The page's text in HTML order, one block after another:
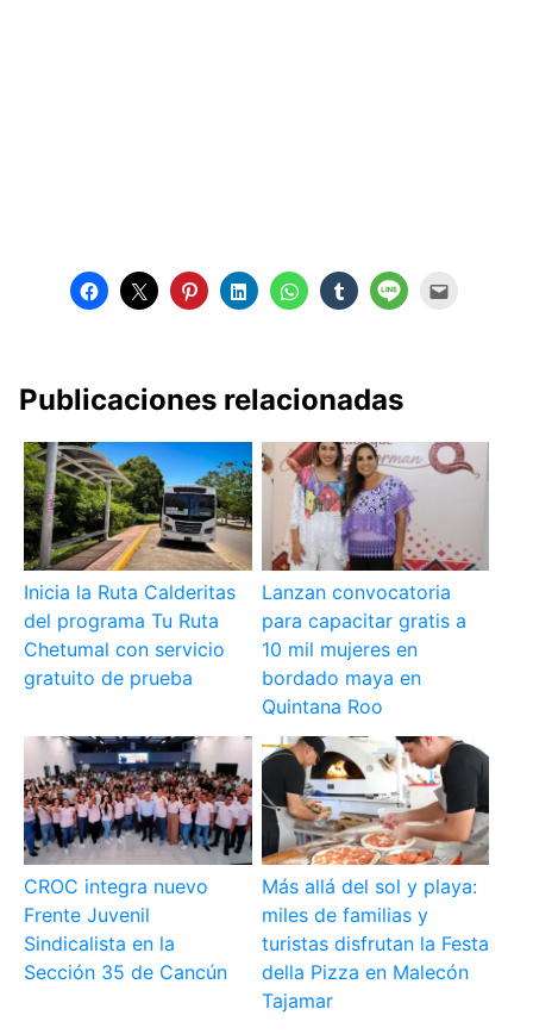
Publicaciones relacionadas
Inicia la Ruta Calderitas
del programa Tu Ruta
Chetumal con servicio
gratuito de prueba
Lanzan convocatoria
para capacitar gratis a
10 mil mujeres en
bordado maya en
Quintana Roo
CROC integra nuevo
Frente Juvenil
Sindicalista en la
Sección 35 de Cancún
Más allá del sol y playa:
miles de familias y
turistas disfrutan la Festa
della Pizza en Malecón
Tajamar